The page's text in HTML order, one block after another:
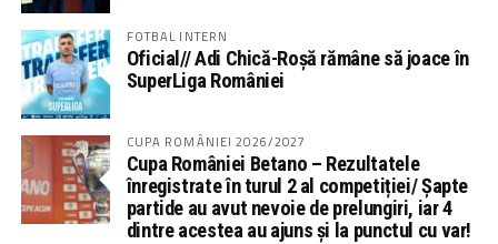
FOTBAL INTERN
Oficial// Adi Chică-Roșă rămâne să joace în
SuperLiga României
CUPA ROMÂNIEI 2026/2027
Cupa României Betano – Rezultatele
înregistrate în turul 2 al competiției/ Șapte
partide au avut nevoie de prelungiri, iar 4
dintre acestea au ajuns și la punctul cu var!